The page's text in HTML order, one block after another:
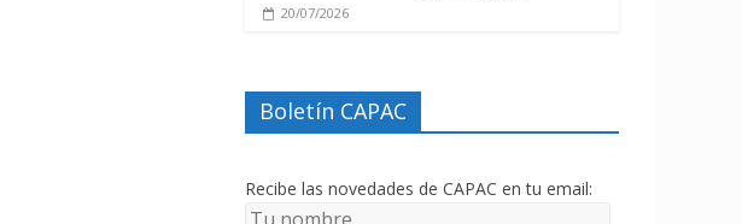
20/07/2026
Boletín CAPAC
Recibe las novedades de CAPAC en tu email: